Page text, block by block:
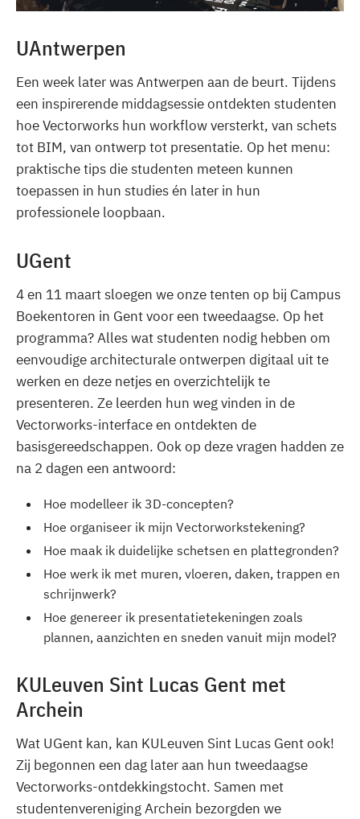
UAntwerpen
Een week later was Antwerpen aan de beurt. Tijdens
een inspirerende middagsessie ontdekten studenten
hoe Vectorworks hun workflow versterkt, van schets
tot BIM, van ontwerp tot presentatie. Op het menu:
praktische tips die studenten meteen kunnen
toepassen in hun studies én later in hun
professionele loopbaan.
UGent
4 en 11 maart sloegen we onze tenten op bij Campus
Boekentoren in Gent voor een tweedaagse. Op het
programma? Alles wat studenten nodig hebben om
eenvoudige architecturale ontwerpen digitaal uit te
werken en deze netjes en overzichtelijk te
presenteren. Ze leerden hun weg vinden in de
Vectorworks-interface en ontdekten de
basisgereedschappen. Ook op deze vragen hadden ze
na 2 dagen een antwoord:
Hoe modelleer ik 3D-concepten?
Hoe organiseer ik mijn Vectorworkstekening?
Hoe maak ik duidelijke schetsen en plattegronden?
Hoe werk ik met muren, vloeren, daken, trappen en
schrijnwerk?
Hoe genereer ik presentatietekeningen zoals
plannen, aanzichten en sneden vanuit mijn model?
KULeuven Sint Lucas Gent met
Archein
Wat UGent kan, kan KULeuven Sint Lucas Gent ook!
Zij begonnen een dag later aan hun tweedaagse
Vectorworks-ontdekkingstocht. Samen met
studentenvereniging Archein bezorgden we